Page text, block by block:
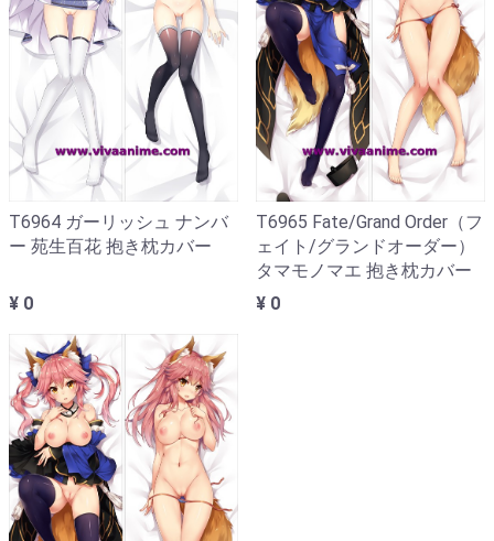
T6964 ガーリッシュ ナンバ
ー 苑生百花 抱き枕カバー
¥ 0
T6965 Fate/Grand Order（フ
ェイト/グランドオーダー）
タマモノマエ 抱き枕カバー
¥ 0